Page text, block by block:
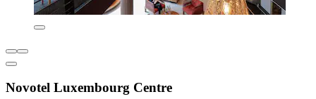
Novotel Luxembourg Centre